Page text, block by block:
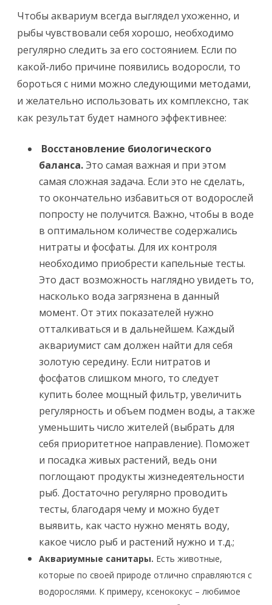
Чтобы аквариум всегда выглядел ухоженно, и
рыбы чувствовали себя хорошо, необходимо
регулярно следить за его состоянием. Если по
какой-либо причине появились водоросли, то
бороться с ними можно следующими методами,
и желательно использовать их комплексно, так
как результат будет намного эффективнее:
Восстановление биологического
баланса.Это самая важная и при этом
самая сложная задача. Если это не сделать,
то окончательно избавиться от водорослей
попросту не получится. Важно, чтобы в воде
в оптимальном количестве содержались
нитраты и фосфаты. Для их контроля
необходимо приобрести капельные тесты.
Это даст возможность наглядно увидеть то,
насколько вода загрязнена в данный
момент. От этих показателей нужно
отталкиваться и в дальнейшем. Каждый
аквариумист сам должен найти для себя
золотую середину. Если нитратов и
фосфатов слишком много, то следует
купить более мощный фильтр, увеличить
регулярность и объем подмен воды, а также
уменьшить число жителей (выбрать для
себя приоритетное направление). Поможет
и посадка живых растений, ведь они
поглощают продукты жизнедеятельности
рыб. Достаточно регулярно проводить
тесты, благодаря чему и можно будет
выявить, как часто нужно менять воду,
какое число рыб и растений нужно и т.д.;
Аквариумные санитары. Есть животные,
которые по своей природе отлично справляются с
водорослями. К примеру, ксенококус – любимое